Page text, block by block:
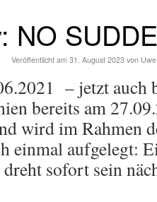
NO
Veröffentlicht am 31. August 2023 von
– jetzt
bereits am
wird im Rahmen
einmal aufgelegt:
dreht sofort sein